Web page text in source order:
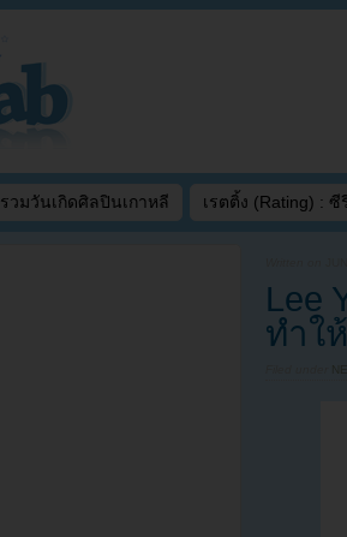
รวมวันเกิดศิลปินเกาหลี เรตติ้ง (Rating) : ซี
Lee
ทำใ